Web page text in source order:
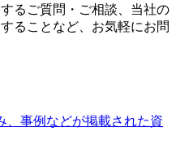
るご質問・ご相談、当社の
ることなど、お気軽にお問
、事例などが掲載された資